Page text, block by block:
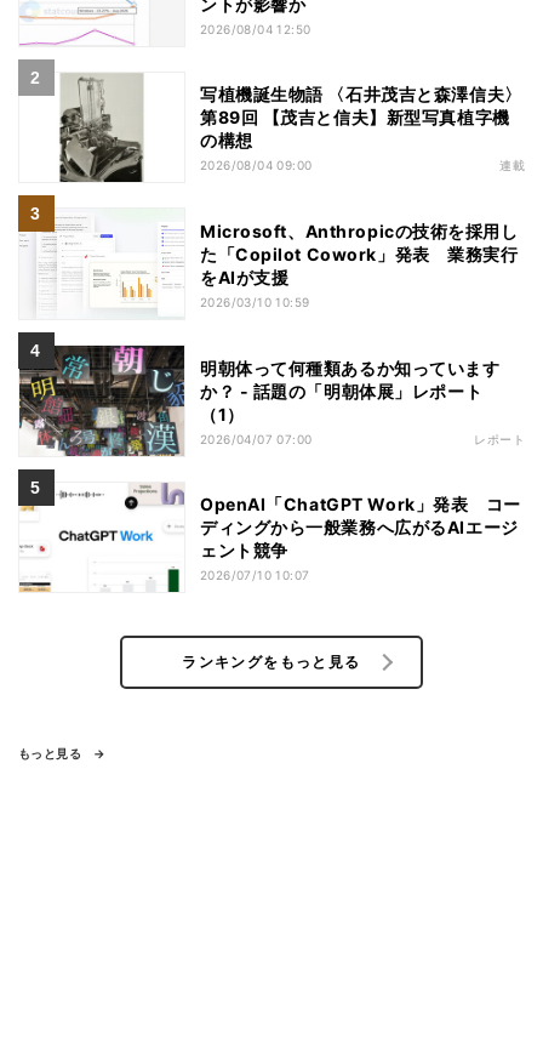
2026/08/04 12:50
写植機誕生物語 〈石井茂吉と森澤信夫〉
第89回 【茂吉と信夫】新型写真植字機
の構想
2026/08/04 09:00 連載
Microsoft、Anthropicの技術を採用し
た「Copilot Cowork」発表 業務実行
をAIが支援
2026/03/10 10:59
明朝体って何種類あるか知っています
か？ - 話題の「明朝体展」レポート
（1）
2026/04/07 07:00 レポート
OpenAI「ChatGPT Work」発表 コー
ディングから一般業務へ広がるAIエージ
ェント競争
2026/07/10 10:07
ランキングをもっと見る
もっと見る